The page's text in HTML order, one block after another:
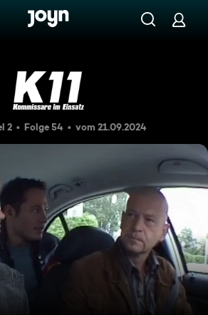
Mord vor dem Altar
2 Folge 54 vom 21.09.2024